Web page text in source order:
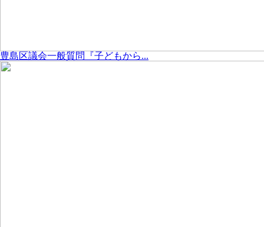
豊島区議会一般質問『子どもから...